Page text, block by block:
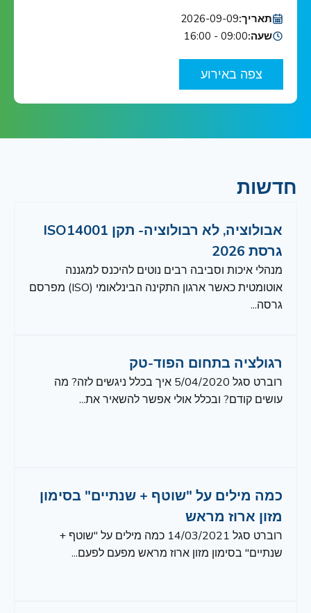
22000 הקורס מוכר ע"י האיגוד הישראלי לאיכות הקורס
מיועד לאנשי מפתח בתחום בטיחות המזון בארגונים
העוסקים בשרשרת אספקת המזון: מגדלי תוצרת
חקלאית, בתי אריזה, מפעלי עיבוד וייצור מזון ומשקאות,
תאריך:2026-09-09
שעה:09:00 - 16:00
צפה באירוע
חדשות
אבולוציה, לא רבולוציה- תקן ISO14001
גרסת 2026
מנהלי איכות וסביבה רבים נוטים להיכנס למגננה
אוטומטית כאשר ארגון התקינה הבינלאומי (ISO) מפרסם
גרסה...
רגולציה בתחום הפוד-טק
רוברט סגל 5/04/2020 איך בכלל ניגשים לזה? מה
עושים קודם? ובכלל אולי אפשר להשאיר את...
כמה מילים על "שוטף + שנתיים" בסימון
מזון ארוז מראש
רוברט סגל 14/03/2021 כמה מילים על "שוטף +
שנתיים" בסימון מזון ארוז מראש מפעם לפעם...